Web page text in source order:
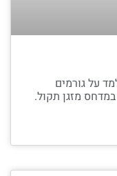
על גורמים
מזגן תקול.